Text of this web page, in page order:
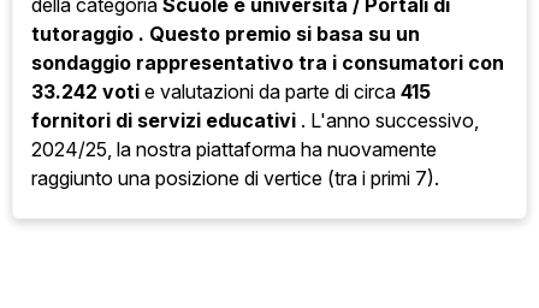
della categoria Scuole e università / Portali di
tutoraggio . Questo premio si basa su un
sondaggio rappresentativo tra i consumatori con
33.242 voti e valutazioni da parte di circa 415
fornitori di servizi educativi . L'anno successivo,
2024/25, la nostra piattaforma ha nuovamente
raggiunto una posizione di vertice (tra i primi 7).